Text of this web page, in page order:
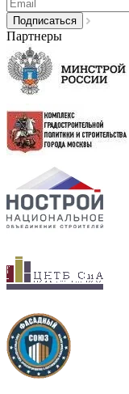
Партнеры